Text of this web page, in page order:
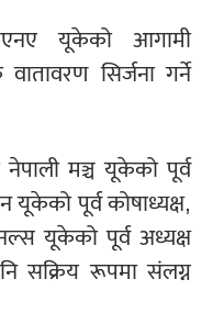
यूकेको आगामी
वातावरण सिर्जना गर्ने
नेपाली मञ्च यूकेको पूर्व
पूर्व कोषाध्यक्ष,
यूकेको पूर्व अध्यक्ष
सक्रिय रूपमा संलग्न